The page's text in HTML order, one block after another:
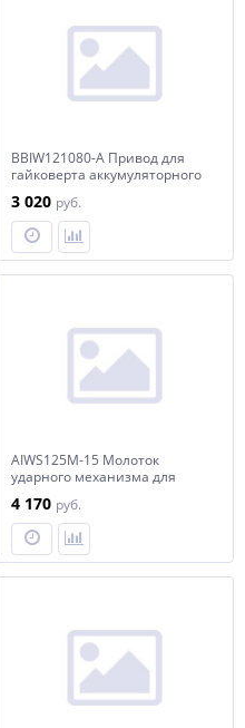
BBIW121080-A Привод для
гайковерта аккумуляторного
3 020 руб.
AIWS125M-15 Молоток
ударного механизма для
AIWS125M
4 170 руб.